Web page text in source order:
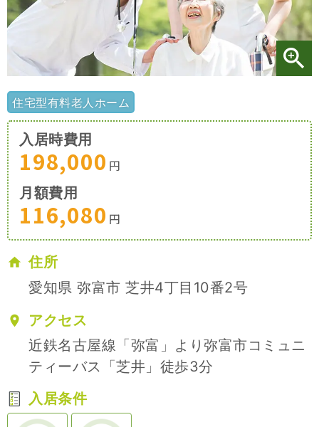
お役立ち情報 一覧
施設特集一覧
ブログ一覧
住宅型有料老人ホーム
入居時費用
198,000 円
月額費用
116,080 円
住所
愛知県 弥富市 芝井4丁目10番2号
アクセス
近鉄名古屋線「弥富」より弥富市コミュニ
ティーバス「芝井」徒歩3分
入居条件